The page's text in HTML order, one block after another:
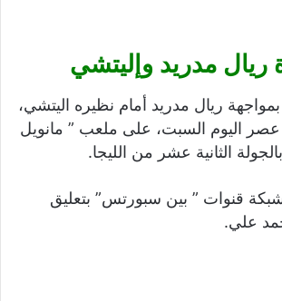
ريال مدريد وإليتشي
ريال مدريد أمام نظيره اليتشي،
عصر اليوم السبت، على ملعب ” مانويل
بالجولة الثانية عشر من الليجا.
شبكة قنوات ” بين سبورتس” بتعليق
علي.